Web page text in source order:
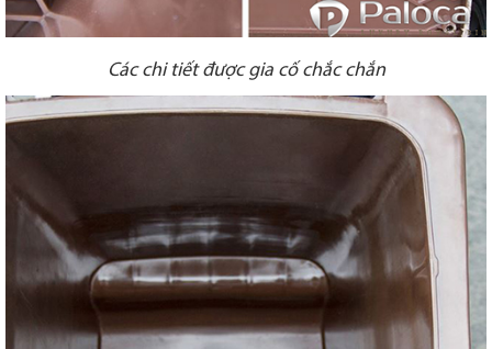
Các chi tiết được gia cố chắc chắn